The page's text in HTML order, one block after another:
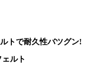
トで耐久性バツグン!
ルト